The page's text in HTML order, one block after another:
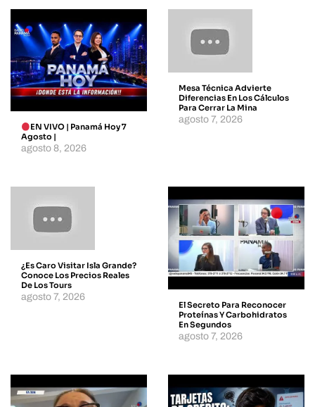
EN VIVO | Panamá Hoy 7
Agosto |
agosto 8, 2026
Mesa Técnica Advierte
Diferencias En Los Cálculos
Para Cerrar La Mina
agosto 7, 2026
¿Es Caro Visitar Isla Grande?
Conoce Los Precios Reales
De Los Tours
agosto 7, 2026
El Secreto Para Reconocer
Proteínas Y Carbohidratos
En Segundos
agosto 7, 2026